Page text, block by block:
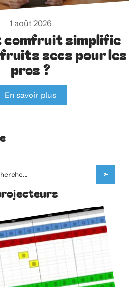
1 août 2026
comfruit simplifie
secs pour les
pros ?
En savoir plus